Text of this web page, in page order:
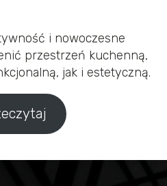
i nowoczesne
przestrzeń kuchenną,
jak i estetyczną.